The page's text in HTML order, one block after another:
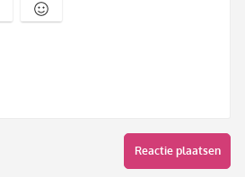
Reactie plaatsen